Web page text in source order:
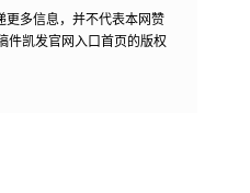
更多信息，并不代表本网赞
件凯发官网入口首页的版权